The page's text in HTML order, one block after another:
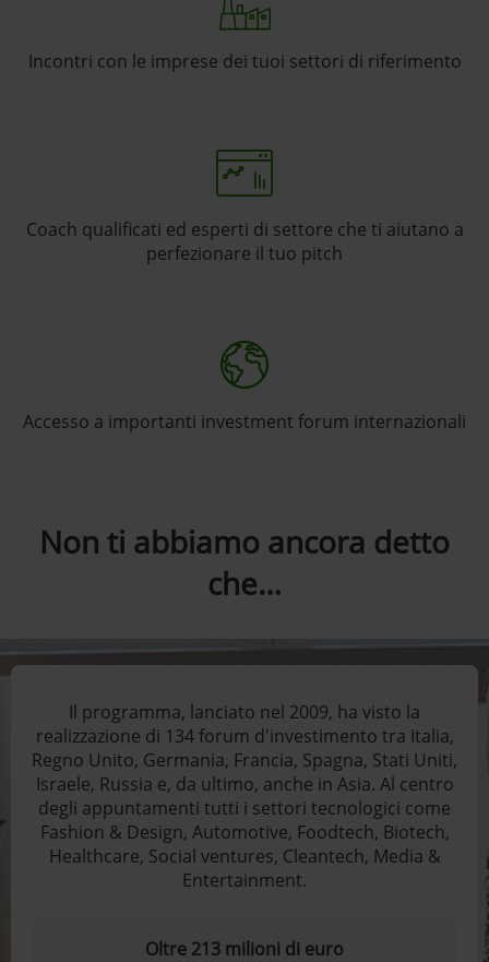
Incontri con le imprese dei tuoi settori di riferimento
Coach qualificati ed esperti di settore che ti aiutano a
perfezionare il tuo pitch
Accesso a importanti investment forum internazionali
Non ti abbiamo ancora detto
che…
Il programma, lanciato nel 2009, ha visto la
realizzazione di 134 forum d'investimento tra Italia,
Regno Unito, Germania, Francia, Spagna, Stati Uniti,
Israele, Russia e, da ultimo, anche in Asia. Al centro
degli appuntamenti tutti i settori tecnologici come
Fashion & Design, Automotive, Foodtech, Biotech,
Healthcare, Social ventures, Cleantech, Media &
Entertainment.
Oltre 213 milioni di euro